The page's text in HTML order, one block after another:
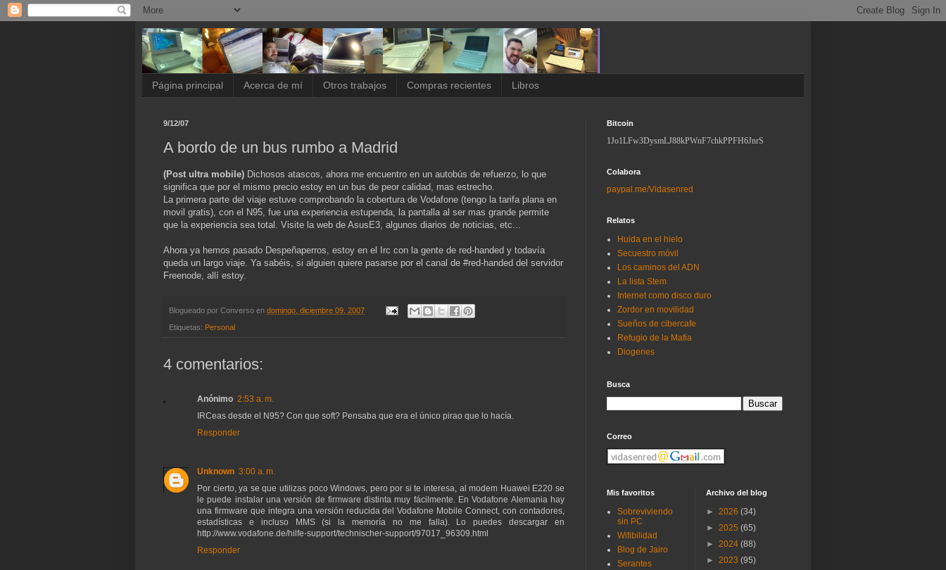
Página principal Acerca de mí Otros trabajos Compras recientes Libros
9/12/07
A bordo de un bus rumbo a Madrid
(Post ultra mobile) Dichosos atascos, ahora me encuentro en un autobús de refuerzo, lo que
significa que por el mismo precio estoy en un bus de peor calidad, mas estrecho.
La primera parte del viaje estuve comprobando la cobertura de Vodafone (tengo la tarifa plana en
movil gratis), con el N95, fue una experiencia estupenda, la pantalla al ser mas grande permite
que la experiencia sea total. Visite la web de AsusE3, algunos diarios de noticias, etc...
Ahora ya hemos pasado Despeñaperros, estoy en el Irc con la gente de red-handed y todavía
queda un largo viaje. Ya sabéis, si alguien quiere pasarse por el canal de #red-handed del servidor
Freenode, allí estoy.
Blogueado por Converso en domingo, diciembre 09, 2007
Etiquetas: Personal
4 comentarios:
Anónimo 2:53 a. m.
IRCeas desde el N95? Con que soft? Pensaba que era el único pirao que lo hacía.
Responder
Unknown 3:00 a. m.
Por cierto, ya se que utilizas poco Windows, pero por si te interesa, al modem Huawei E220 se
le puede instalar una versión de firmware distinta muy fácilmente. En Vodafone Alemania hay
una firmware que integra una versión reducida del Vodafone Mobile Connect, con contadores,
estadísticas e incluso MMS (si la memoría no me falla). Lo puedes descargar en
http://www.vodafone.de/hilfe-support/technischer-support/97017_96309.html
Responder
Bitcoin
1Jo1LFw3DysmLJ88kPWnF7chkPPFH6JnrS
Colabora
paypal.me/Vidasenred
Relatos
Huida en el hielo
Secuestro móvil
Los caminos del ADN
La lista Stem
Internet como disco duro
Zordor en movilidad
Sueños de cibercafe
Refugio de la Mafia
Diogenes
Busca
Correo
Mis favoritos
Sobreviviendo
sin PC
Wifibilidad
Blog de Jairo
Serantes
Archivo del blog
► 2026 (34)
► 2025 (65)
► 2024 (88)
► 2023 (95)